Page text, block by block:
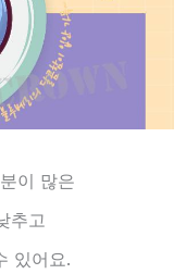
이 많은
추고
있어요.